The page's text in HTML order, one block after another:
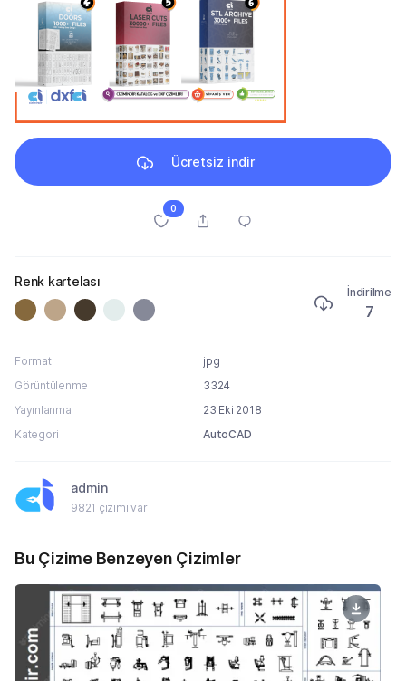
Ücretsiz indir
0
Renk kartelası
İndirilme
7
Format
jpg
Görüntülenme
3324
Yayınlanma
23 Eki 2018
Kategori
AutoCAD
admin
9821 çizimi var
Bu Çizime Benzeyen Çizimler